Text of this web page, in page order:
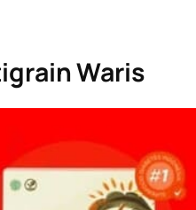
Waris